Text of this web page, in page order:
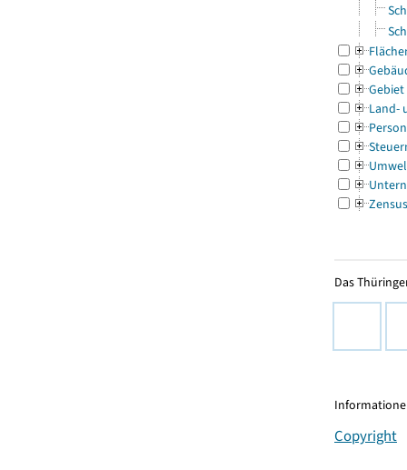
Gebiet
Land-
Zensus
Das
Copyright